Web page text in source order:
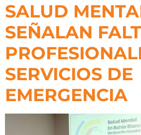
SALUD
SEÑALAN
SERVICIOS DE
EMERGENCIA